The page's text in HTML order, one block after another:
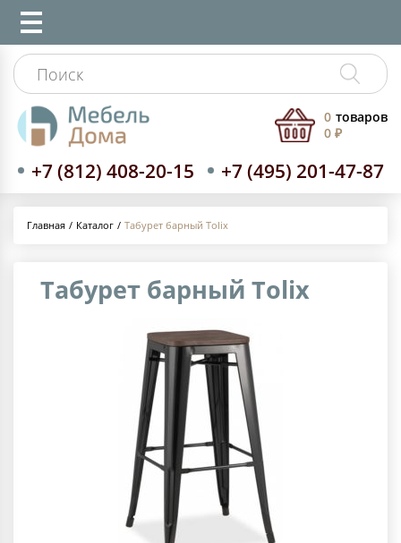
+7 (812) 408-20-15 +7 (495) 201-47-87
0 товаров
0 ₽
Главная Каталог Табурет барный Tolix
Табурет барный Tolix